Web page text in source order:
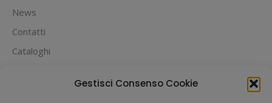
Gestisci Consenso Cookie
News
Contatti
Cataloghi
PUOI PAGARE CON: